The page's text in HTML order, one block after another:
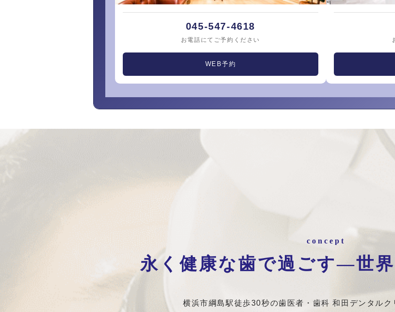
045-547-4618
お電話にてご予約ください
WEB予約
concept
永く健康な歯で過ごす―世
横浜市綱島駅徒歩30秒の歯医者・歯科 和田デンタルク